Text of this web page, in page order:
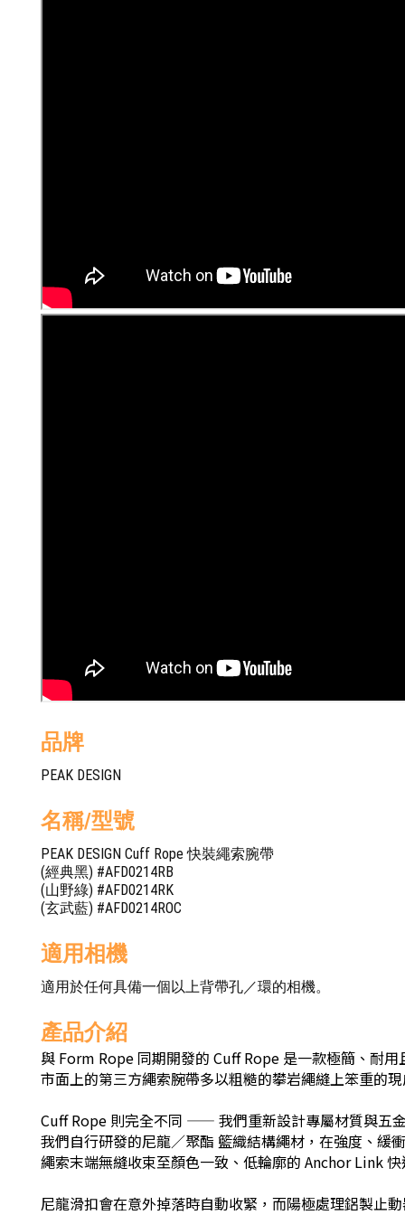
品牌
PEAK DESIGN
名稱/型號
PEAK DESIGN Cuff Rope 快裝繩索腕帶
(經典黑) #AFD0214RB
(山野綠) #AFD0214RK
(玄武藍) #AFD0214ROC
適用相機
適用於任何具備一個以上背帶孔／環的相機。
產品介紹
與 Form Rope 同期開發的 Cuff Rope 是一款極簡、耐
市面上的第三方繩索腕帶多以粗糙的攀岩繩縫上笨重的
Cuff Rope 則完全不同 —— 我們重新設計專屬材質與五
我們自行研發的尼龍／聚酯 籃織結構繩材，在強度、緩
繩索末端無縫收束至顏色一致、低輪廓的 Anchor Link
尼龍滑扣會在意外掉落時自動收緊，而陽極處理鋁製止